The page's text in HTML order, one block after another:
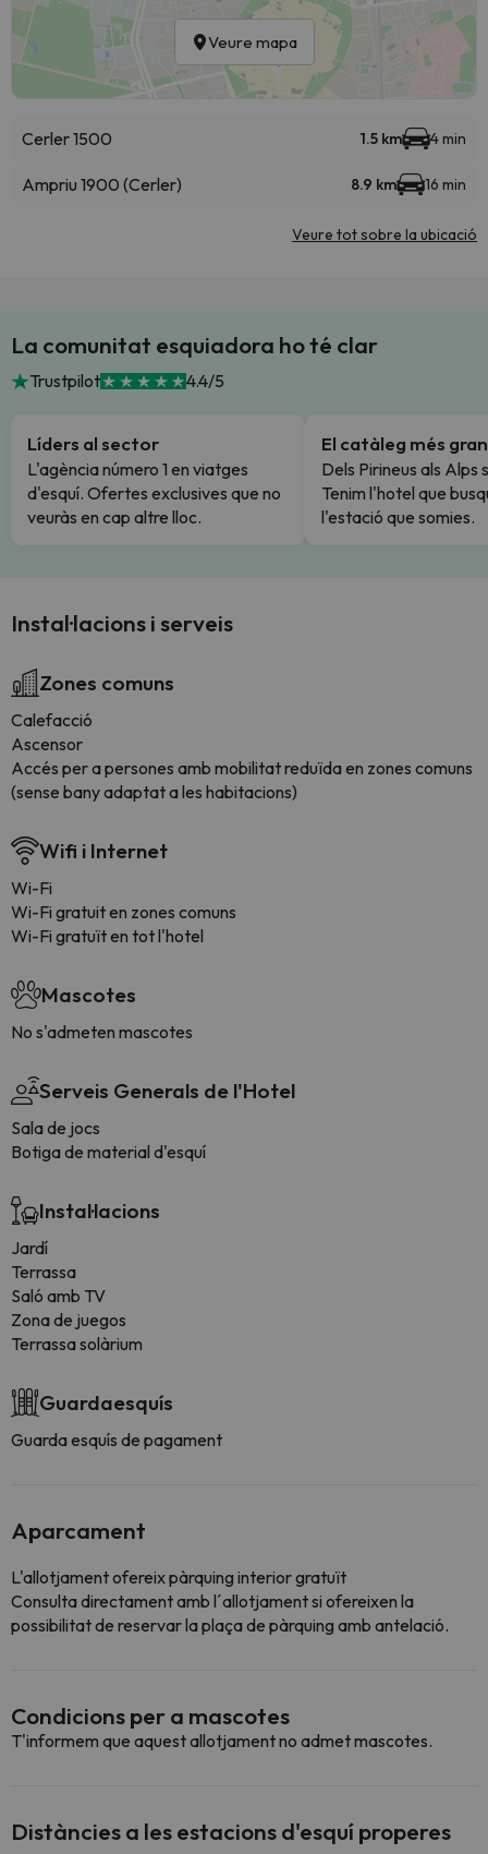
Veure mapa
Cerler 1500 1.5 km 4 min
Ampriu 1900 (Cerler) 8.9 km 16 min
Veure tot sobre la ubicació
La comunitat esquiadora ho té clar
Trustpilot 4.4/5
Líders al sector
L'agència número 1 en viatges
d'esquí. Ofertes exclusives que no
veuràs en cap altre lloc.
El catàleg més gran
Dels Pirineus als Alps
Tenim l'hotel que
l'estació que somies.
Instal·lacions i serveis
Zones comuns
Calefacció
Ascensor
Accés per a persones amb mobilitat reduïda en zones comuns
(sense bany adaptat a les habitacions)
Wifi i Internet
Wi-Fi
Wi-Fi gratuit en zones comuns
Wi-Fi gratuït en tot l'hotel
Mascotes
No s'admeten mascotes
Serveis Generals de l'Hotel
Sala de jocs
Botiga de material d'esquí
Instal·lacions
Jardí
Terrassa
Saló amb TV
Zona de juegos
Terrassa solàrium
Guardaesquís
Guarda esquís de pagament
Aparcament
L'allotjament ofereix pàrquing interior gratuït
Consulta directament amb l´allotjament si ofereixen la
possibilitat de reservar la plaça de pàrquing amb antelació.
Condicions per a mascotes
T'informem que aquest allotjament no admet mascotes.
Distàncies a les estacions d'esquí properes